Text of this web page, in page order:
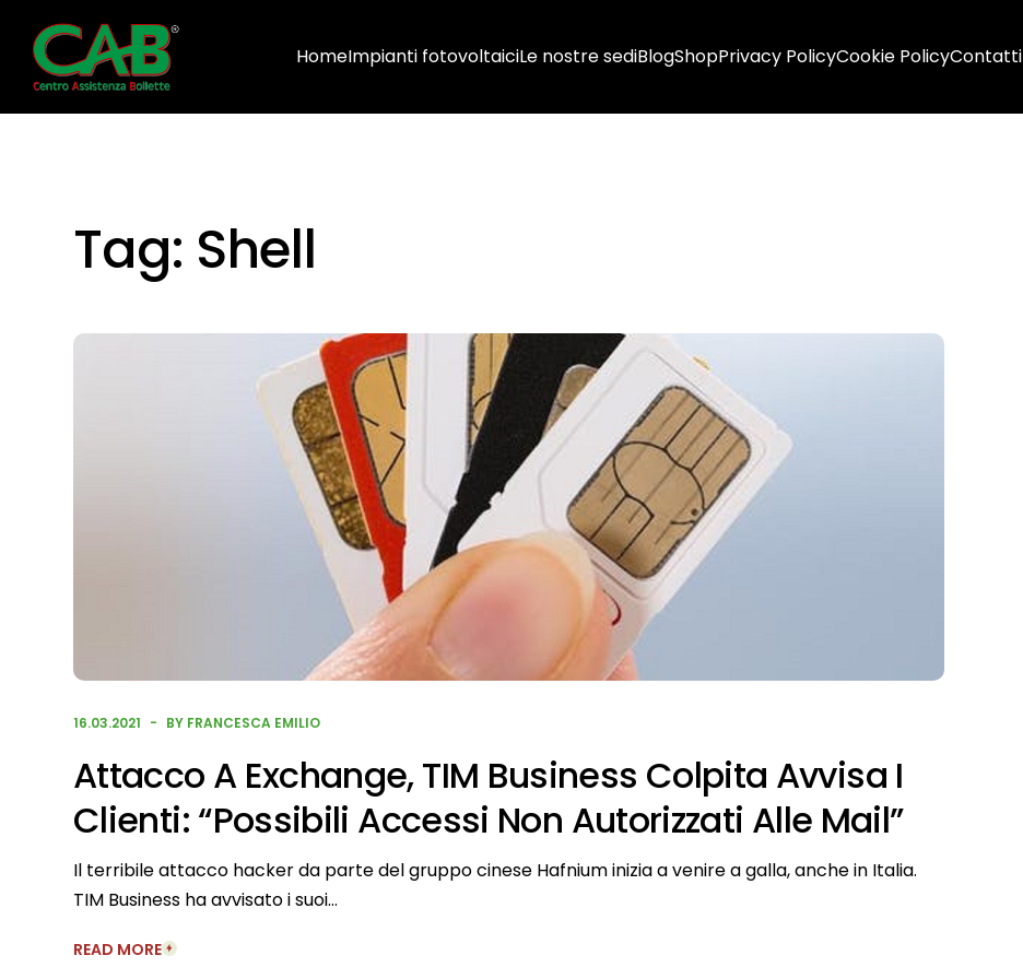
HomeImpianti fotovoltaiciLe nostre sediBlogShopPrivacy PolicyCookie PolicyContatti
Tag: Shell
16.03.2021 BY FRANCESCA EMILIO
Attacco A Exchange, TIM Business Colpita Avvisa I
Clienti: “Possibili Accessi Non Autorizzati Alle Mail”
Il terribile attacco hacker da parte del gruppo cinese Hafnium inizia a venire a galla, anche in Italia.
TIM Business ha avvisato i suoi…
READ MORE